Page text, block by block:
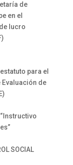
de
en el
lucro
para el
de
SOCIAL